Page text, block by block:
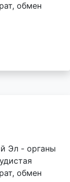
обмен
Эл - органы
обмен